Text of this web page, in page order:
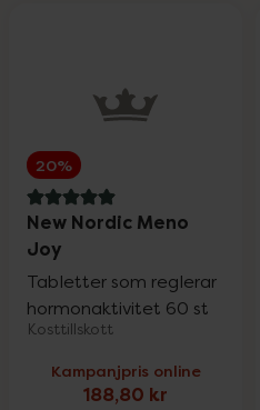
20%
5 av 5 i omdöme
New Nordic Meno
Joy
Tabletter som reglerar
hormonaktivitet 60 st
Kosttillskott
Kampanjpris online
188,80 kr